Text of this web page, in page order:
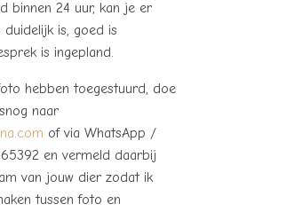
binnen 24 uur, kan je er
is, goed is
is ingepland.
hebben toegestuurd, doe
naar
of via WhatsApp /
en vermeld daarbij
van jouw dier zodat ik
tussen foto en